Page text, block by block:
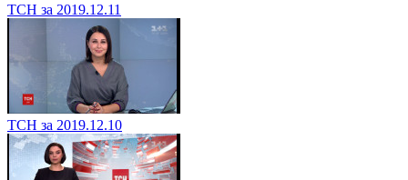
ТСН за 2019.12.11
ТСН за 2019.12.10